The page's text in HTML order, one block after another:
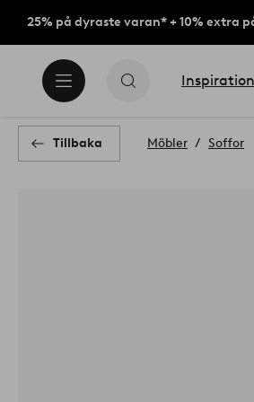
25% på dyraste varan* + 10% extra
Inspiration
Tillbaka Möbler Soffor